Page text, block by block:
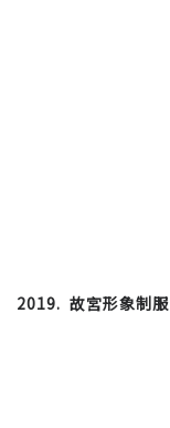
2019. 故宮形象制服